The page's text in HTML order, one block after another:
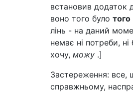
встановив додаток
воно того було того
лінь - на даний
немає ні потреби,
хочу, можу .]
Застереження: все,
справжньому,